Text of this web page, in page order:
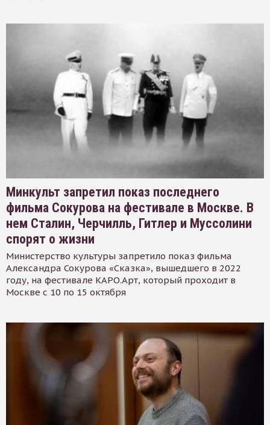
Минкульт запретил показ последнего
фильма Сокурова на фестивале в Москве. В
нем Сталин, Черчилль, Гитлер и Муссолини
спорят о жизни
Министерство культуры запретило показ фильма
Александра Сокурова «Сказка», вышедшего в 2022
году, на фестивале КАРО.Арт, который проходит в
Москве с 10 по 15 октября